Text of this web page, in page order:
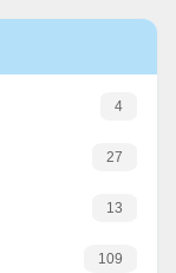
4
27
13
109